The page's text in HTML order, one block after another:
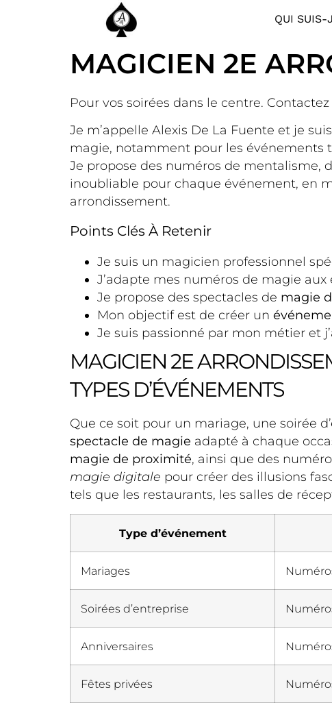
QUI SUIS-
MAGICIEN 2E
Pour vos soirées dans le centre.
Je m’appelle Alexis De La Fuente et je
magie, notamment pour les événements
Je propose des numéros de mentalisme,
inoubliable pour chaque événement, en
arrondissement.
Points Clés À Retenir
Je suis un magicien professionnel
J’adapte mes numéros de magie
Je propose des spectacles de magie
Mon objectif est de créer un
Je suis passionné par mon métier et
MAGICIEN 2E
TYPES D’ÉVÉNEMENTS
Que ce soit pour un mariage, une soirée
spectacle de magie adapté à chaque
magie de proximité, ainsi que des
magie digitale pour créer des illusions
tels que les restaurants, les salles de
Type d’événement
Mariages
Soirées d’entreprise
Anniversaires
Fêtes privées